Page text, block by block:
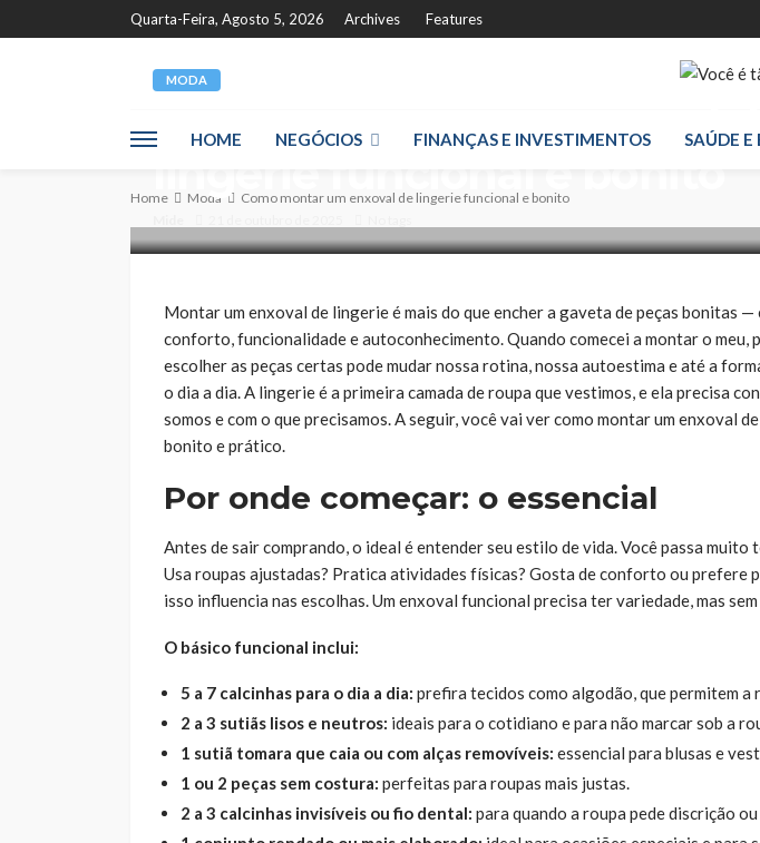
Quarta-Feira, Agosto 5, 2026 Archives Features
HOME NEGÓCIOS FINANÇAS E INVESTIMENTOS SAÚDE E
Home Moda Como montar um enxoval de lingerie funcional e bonito
MODA
Como montar um enxoval
Montar um enxoval de lingerie é mais do que encher a gaveta de peças bonitas —
conforto, funcionalidade e autoconhecimento. Quando comecei a montar o meu,
escolher as peças certas pode mudar nossa rotina, nossa autoestima e até a
o dia a dia. A lingerie é a primeira camada de roupa que vestimos, e ela precisa
somos e com o que precisamos. A seguir, você vai ver como montar um enxoval
bonito e prático.
Por onde começar: o essencial
Antes de sair comprando, o ideal é entender seu estilo de vida. Você passa muito
Usa roupas ajustadas? Pratica atividades físicas? Gosta de conforto ou prefere
isso influencia nas escolhas. Um enxoval funcional precisa ter variedade, mas
O básico funcional inclui:
5 a 7 calcinhas para o dia a dia: prefira tecidos como algodão, que permitem a
2 a 3 sutiãs lisos e neutros: ideais para o cotidiano e para não marcar sob a
1 sutiã tomara que caia ou com alças removíveis: essencial para blusas e
1 ou 2 peças sem costura: perfeitas para roupas mais justas.
2 a 3 calcinhas invisíveis ou fio dental: para quando a roupa pede discrição